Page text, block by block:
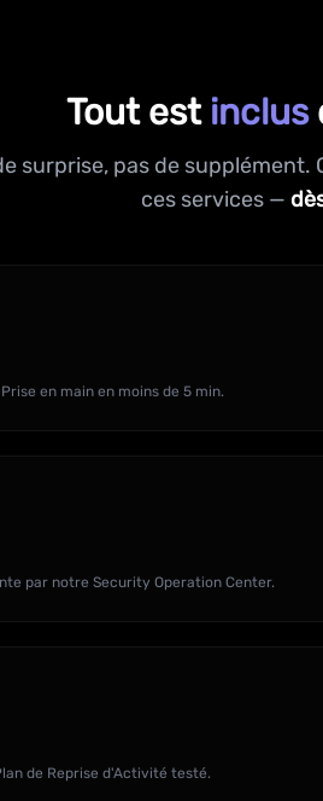
Tout est inclus
surprise, pas de
ces services —
en main en moins de 5 min.
par notre Security Operation Center.
de Reprise d'Activité testé.